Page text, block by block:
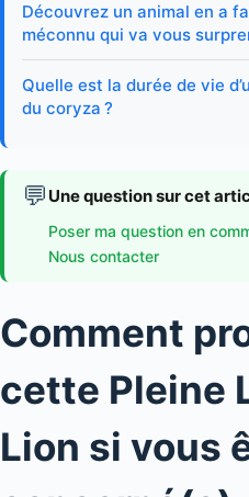
Découvrez un animal en a
méconnu qui va vous
Quelle est la durée de vie
du coryza ?
💬 Une question sur cet
Poser ma question en
Nous contacter
Comment
cette Pleine
Lion si vous